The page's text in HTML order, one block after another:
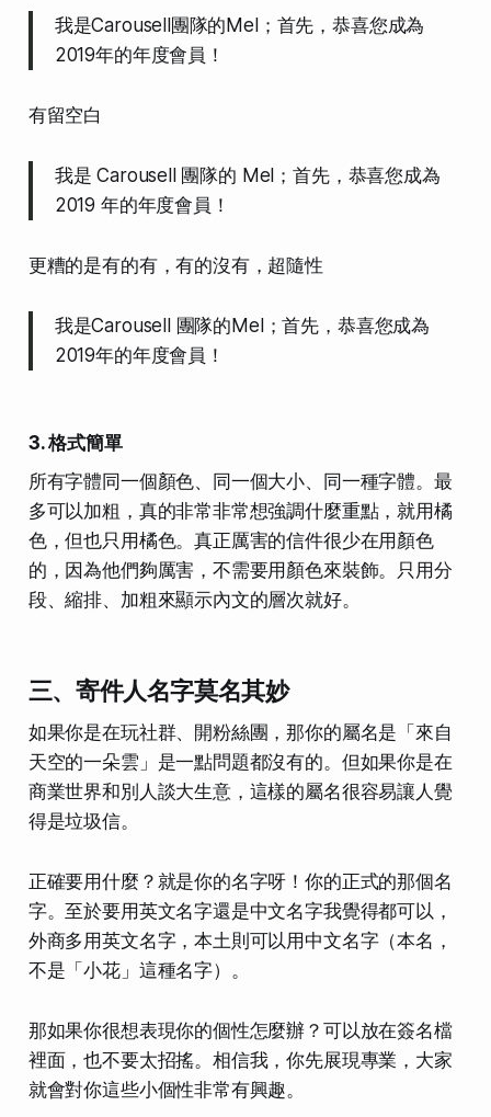
我是Carousell團隊的Mel；首先，恭喜您成為
2019年的年度會員！
有留空白
我是 Carousell 團隊的 Mel；首先，恭喜您成為
2019 年的年度會員！
更糟的是有的有，有的沒有，超隨性
我是Carousell 團隊的Mel；首先，恭喜您成為
2019年的年度會員！
3. 格式簡單
所有字體同一個顏色、同一個大小、同一種字體。最
多可以加粗，真的非常非常想強調什麼重點，就用橘
色，但也只用橘色。真正厲害的信件很少在用顏色
的，因為他們夠厲害，不需要用顏色來裝飾。只用分
段、縮排、加粗來顯示內文的層次就好。
三、寄件人名字莫名其妙
如果你是在玩社群、開粉絲團，那你的屬名是「來自
天空的一朵雲」是一點問題都沒有的。但如果你是在
商業世界和別人談大生意，這樣的屬名很容易讓人覺
得是垃圾信。
正確要用什麼？就是你的名字呀！你的正式的那個名
字。至於要用英文名字還是中文名字我覺得都可以，
外商多用英文名字，本土則可以用中文名字（本名，
不是「小花」這種名字）。
那如果你很想表現你的個性怎麼辦？可以放在簽名檔
裡面，也不要太招搖。相信我，你先展現專業，大家
就會對你這些小個性非常有興趣。